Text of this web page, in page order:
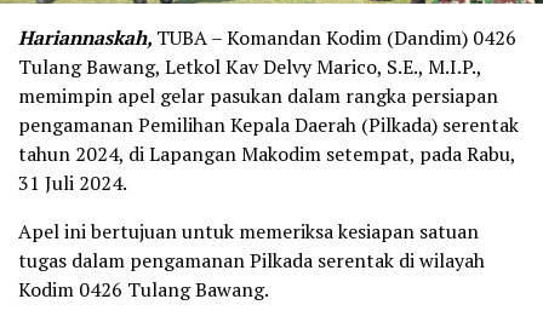
Hariannaskah, TUBA – Komandan Kodim (Dandim) 0426
Tulang Bawang, Letkol Kav Delvy Marico, S.E., M.I.P.,
memimpin apel gelar pasukan dalam rangka persiapan
pengamanan Pemilihan Kepala Daerah (Pilkada) serentak
tahun 2024, di Lapangan Makodim setempat, pada Rabu,
31 Juli 2024.
Apel ini bertujuan untuk memeriksa kesiapan satuan
tugas dalam pengamanan Pilkada serentak di wilayah
Kodim 0426 Tulang Bawang.